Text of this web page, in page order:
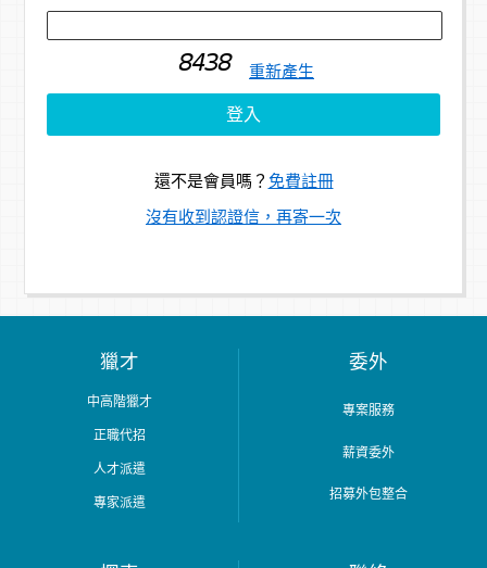
重新產生
還不是會員嗎？ 免費註冊
沒有收到認證信，再寄一次
獵才
中高階獵才
正職代招
人才派遣
專家派遣
委外
專案服務
薪資委外
招募外包整合